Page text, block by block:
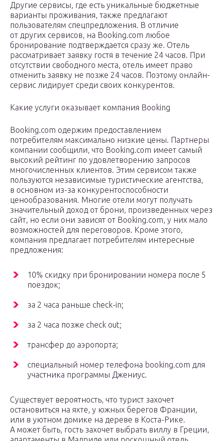
Другие сервисы, где есть уникальные бюджетные
варианты проживания, также предлагают
пользователям спецпредложения. В отличие
от других сервисов, на Booking.com любое
бронирование подтверждается сразу же. Отель
рассматривает заявку гостя в течение 24 часов. При
отсутствии свободного места, отель имеет право
отменить заявку не позже 24 часов. Поэтому онлайн-
сервис лидирует среди своих конкурентов.
Какие услуги оказывает компания Booking
Booking.com одержим предоставлением
потребителям максимально низкие цены. Партнеры
компании сообщили, что Booking.com имеет самый
высокий рейтинг по удовлетворению запросов
многочисленных клиентов. Этим сервисом также
пользуются независимые туристические агентства,
в основном из-за конкурентоспособности
ценообразования. Многие отели могут получать
значительный доход от брони, произведенных через
сайт, но если они зависят от Booking.com, у них мало
возможностей для переговоров. Кроме этого,
компания предлагает потребителям интересные
предложения:
10% скидку при бронировании номера после 5
поездок;
за 2 часа раньше check-in;
за 2 часа позже check out;
трансфер до аэропорта;
специальный номер телефона booking.com для
участника программы Джениус.
Существует вероятность, что турист захочет
остановиться на яхте, у южных берегов Франции,
или в уютном домике на дереве в Коста-Рике.
А может быть, гость захочет выбрать виллу в Греции,